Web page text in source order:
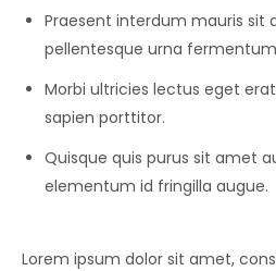
Praesent interdum mauris sit
pellentesque urna
Morbi ultricies lectus eget
sapien porttitor.
Quisque quis purus sit amet
elementum id fringilla augue.
Lorem ipsum dolor sit amet,